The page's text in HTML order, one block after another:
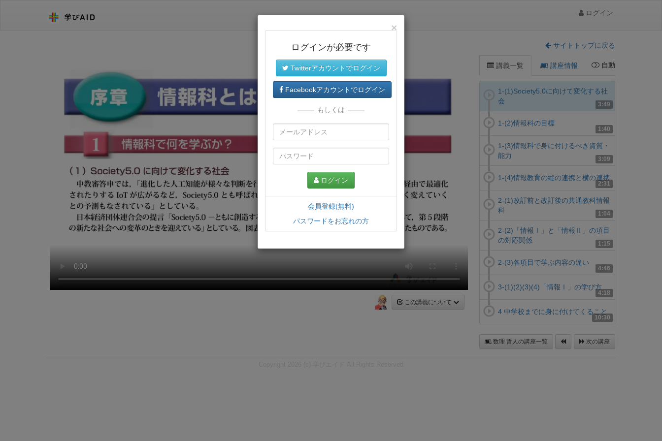
ログイン
サイトトップに戻る
この講義について
講義一覧 講座情報 自動
3:49
1-(1)Society5.0に向けて変化する社
会
1:40
1-(2)情報科の目標
3:09
1-(3)情報科で身に付けるべき資質・
能力
2:31
1-(4)情報教育の縦の連携と横の連携
1:04
2-(1)改訂前と改訂後の共通教科情報
科
1:15
2-(2)「情報Ⅰ」と「情報Ⅱ」の項目
の対応関係
4:46
2-(3)各項目で学ぶ内容の違い
4:18
3-(1)(2)(3)(4)「情報Ⅰ」の学び方
10:30
4 中学校までに身に付けてくること
数理 哲人の講座一覧 次の講座
×
ログインが必要です
Twitterアカウントでログイン
Facebookアカウントでログイン
もしくは
ログイン
会員登録(無料)
パスワードをお忘れの方